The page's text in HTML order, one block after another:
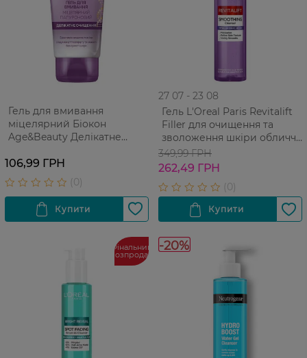
Гель для вмивання
міцелярний Біокон
Age&Beauty Делікатне
106,99 ГРН
27 07 - 23 08
Гель L'Oreal Paris Revitalift
Filler для очищення та
зволоження шкіри обличчя
150 мл
349,99 ГРН
262,49 ГРН
Фінальний
розпродаж
-20%